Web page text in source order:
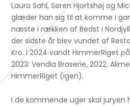
Laura Sahl, Søren Hjortshøj og
glæder han sig til at komme i
næste i rækken af Bedst i
der sidste år blev vundet af
Kro. I 2024 vandt HimmerRiget
2023: Vendia Braserie, 2022,
HimmerRiget (igen).
I de kommende uger skal juryen